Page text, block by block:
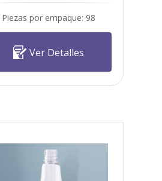
Piezas por empaque: 98
Ver Detalles